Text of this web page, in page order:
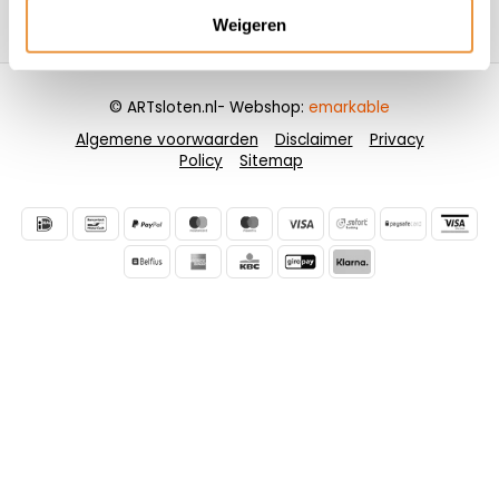
Weigeren
Contactgegevens
Algemene voorwaarden Disclaimer
Privacy
Policy
Sitemap
© ARTsloten.nl- Webshop: emarkable